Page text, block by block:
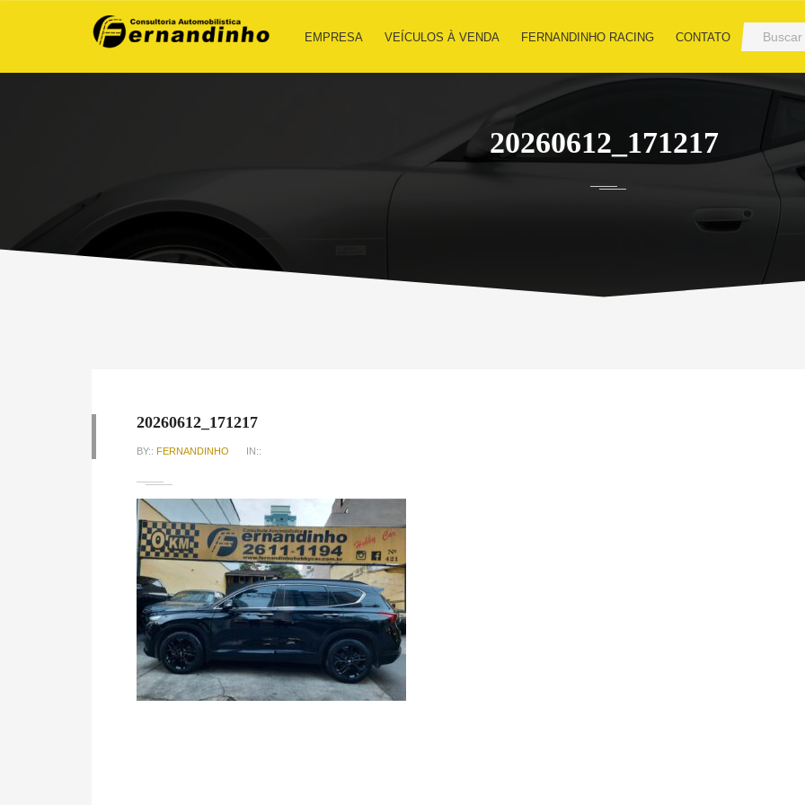
EMPRESA VEÍCULOS À VENDA FERNANDINHO RACING CONTATO
20260612_171217
20260612_171217
BY:: FERNANDINHO IN::